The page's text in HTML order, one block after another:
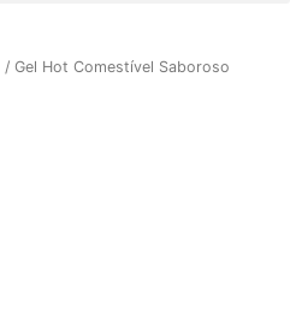
/ Gel Hot Comestível Saboroso